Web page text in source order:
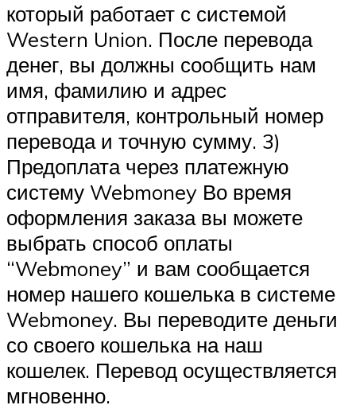
который работает с системой
Western Union. После перевода
денег, вы должны сообщить нам
имя, фамилию и адрес
отправителя, контрольный номер
перевода и точную сумму. 3)
Предоплата через платежную
систему Webmoney Во время
оформления заказа вы можете
выбрать способ оплаты
“Webmoney” и вам сообщается
номер нашего кошелька в системе
Webmoney. Вы переводите деньги
со своего кошелька на наш
кошелек. Перевод осуществляется
мгновенно.